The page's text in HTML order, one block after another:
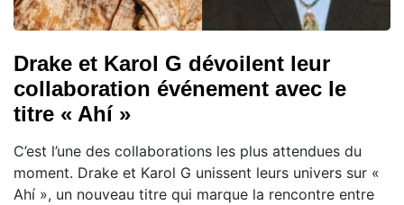
Drake et Karol G dévoilent leur
collaboration événement avec le
titre « Ahí »
C’est l’une des collaborations les plus attendues du
moment. Drake et Karol G unissent leurs univers sur «
Ahí », un nouveau titre qui marque la rencontre entre